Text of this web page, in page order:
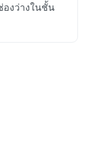
งว่างในชั้น